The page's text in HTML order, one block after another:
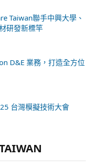
Taiwan聯手中興大學、
研發新標竿
D&E 業務，打造全方位
台灣模擬技術大會